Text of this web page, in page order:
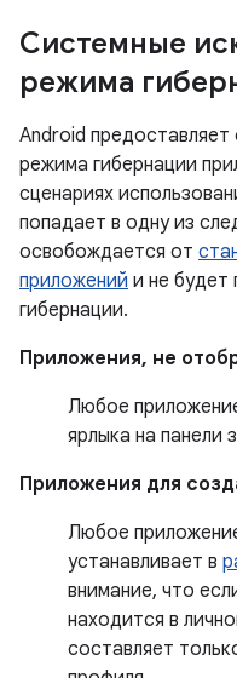
Системные
режима
Android
режима гибернации
сценариях
попадает в одну из
освобождается от
приложений и не будет
гибернации.
Приложения, не
Любое
ярлыка на панели
Приложения для
Любое
устанавливает в
внимание, что
находится в
составляет